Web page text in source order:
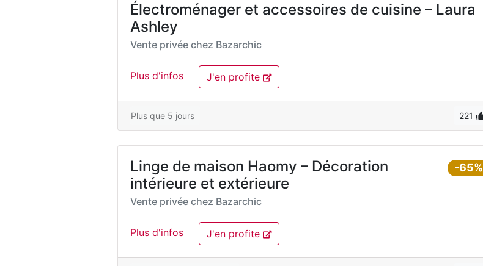
Électroménager et accessoires de cuisine – Laura
Ashley
Vente privée chez Bazarchic
Plus d'infos J'en profite
Plus que 5 jours 221
-65%
Linge de maison Haomy – Décoration
intérieure et extérieure
Vente privée chez Bazarchic
Plus d'infos J'en profite